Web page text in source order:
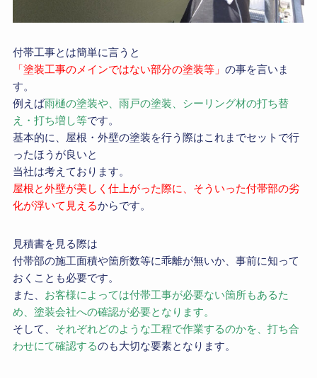
付帯工事とは簡単に言うと
「塗装工事のメインではない部分の塗装等」 の事を言いま
す。
例えば雨樋の塗装や、雨戸の塗装、シーリング材の打ち替
え・打ち増し等です。
基本的に、屋根・外壁の塗装を行う際はこれまでセットで行
ったほうが良いと
当社は考えております。
屋根と外壁が美しく仕上がった際に、そういった付帯部の劣
化が浮いて見えるからです。
見積書を見る際は
付帯部の施工面積や箇所数等に乖離が無いか、事前に知って
おくことも必要です。
また、 お客様によっては付帯工事が必要ない箇所もあるた
め、塗装会社への確認が必要となります。
そして、 それぞれどのような工程で作業するのかを、打ち合
わせにて確認するのも大切な要素となります。